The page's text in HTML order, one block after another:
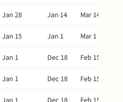
Jan 28 Jan 14
Mar 14
Jan 15 Jan 1
Mar 1
Jan 1 Dec 18
Feb 15
Jan 1 Dec 18
Feb 15